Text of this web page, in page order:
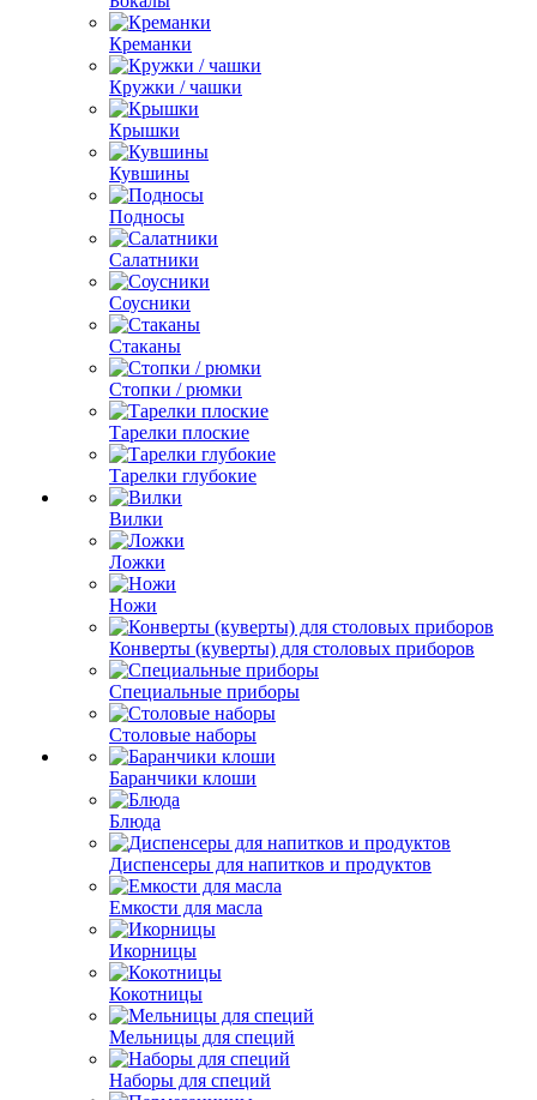
Креманки
Кружки / чашки
Крышки
Кувшины
Подносы
Салатники
Соусники
Стаканы
Стопки / рюмки
Тарелки плоские
Тарелки глубокие
Вилки
Ложки
Ножи
Конверты (куверты) для столовых приборов
Специальные приборы
Столовые наборы
Баранчики клоши
Блюда
Диспенсеры для напитков и продуктов
Емкости для масла
Икорницы
Кокотницы
Мельницы для специй
Наборы для специй